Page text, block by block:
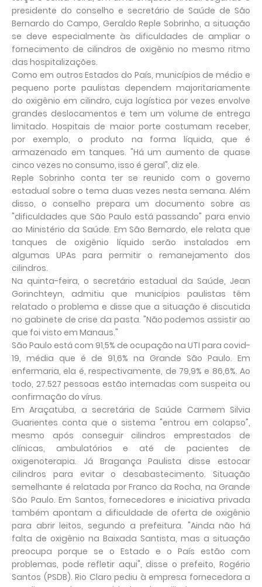
presidente do conselho e secretário de Saúde de São
Bernardo do Campo, Geraldo Reple Sobrinho, a situação
se deve especialmente às dificuldades de ampliar o
fornecimento de cilindros de oxigênio no mesmo ritmo
das hospitalizações.
Como em outros Estados do País, municípios de médio e
pequeno porte paulistas dependem majoritariamente
do oxigênio em cilindro, cuja logística por vezes envolve
grandes deslocamentos e tem um volume de entrega
limitado. Hospitais de maior porte costumam receber,
por exemplo, o produto na forma líquida, que é
armazenado em tanques. "Há um aumento de quase
cinco vezes no consumo, isso é geral", diz ele.
Reple Sobrinho conta ter se reunido com o governo
estadual sobre o tema duas vezes nesta semana. Além
disso, o conselho prepara um documento sobre as
"dificuldades que São Paulo está passando" para envio
ao Ministério da Saúde. Em São Bernardo, ele relata que
tanques de oxigênio líquido serão instalados em
algumas UPAs para permitir o remanejamento dos
cilindros.
Na quinta-feira, o secretário estadual da Saúde, Jean
Gorinchteyn, admitiu que municípios paulistas têm
relatado o problema e disse que a situação é discutida
no gabinete de crise da pasta. "Não podemos assistir ao
que foi visto em Manaus."
São Paulo está com 91,5% de ocupação na UTI para covid-
19, média que é de 91,6% na Grande São Paulo. Em
enfermaria, ela é, respectivamente, de 79,9% e 86,6%. Ao
todo, 27.527 pessoas estão internadas com suspeita ou
confirmação do vírus.
Em Araçatuba, a secretária de Saúde Carmem Silvia
Guarientes conta que o sistema "entrou em colapso",
mesmo após conseguir cilindros emprestados de
clínicas, ambulatórios e até de pacientes de
oxigenoterapia. Já Bragança Paulista disse estocar
cilindros para evitar o desabastecimento. Situação
semelhante é relatada por Franco da Rocha, na Grande
São Paulo. Em Santos, fornecedores e iniciativa privada
também apontam a dificuldade de oferta de oxigênio
para abrir leitos, segundo a prefeitura. "Ainda não há
falta de oxigênio na Baixada Santista, mas a situação
preocupa porque se o Estado e o País estão com
problemas, pode refletir aqui", disse o prefeito, Rogério
Santos (PSDB). Rio Claro pediu à empresa fornecedora a